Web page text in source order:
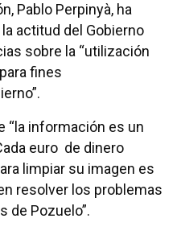
Pablo Perpinyà, ha
actitud del Gobierno
sobre la “utilización
fines
“la información es un
euro de dinero
limpiar su imagen es
resolver los problemas
de Pozuelo”.